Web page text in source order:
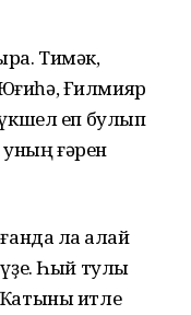
Тимəк,
Ғилмияр
еп булып
ғəрен
ла ҡалай
Һый тулы
Ҡатыны итле